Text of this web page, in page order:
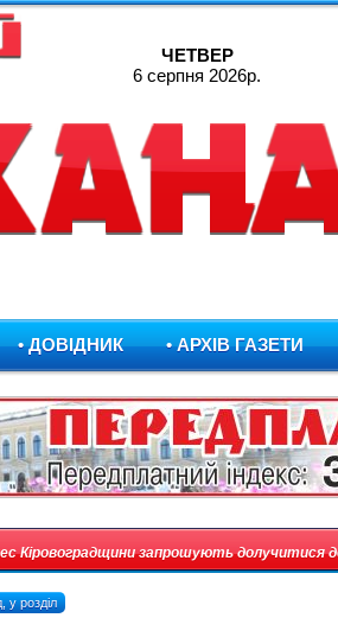
ЧЕТВЕР
6 серпня 2026р.
• ДОВІДНИК • АРХІВ ГАЗЕТИ
Кіровоградщини запрошують долучитися
у розділ